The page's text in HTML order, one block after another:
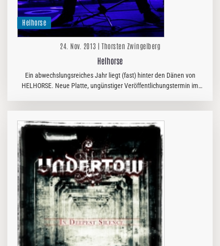
Helhorse
24. Nov. 2013 | Thorsten Zwingelberg
Helhorse
Ein abwechslungsreiches Jahr liegt (fast) hinter den Dänen von
HELHORSE. Neue Platte, ungünstiger Veröffentlichungstermin im